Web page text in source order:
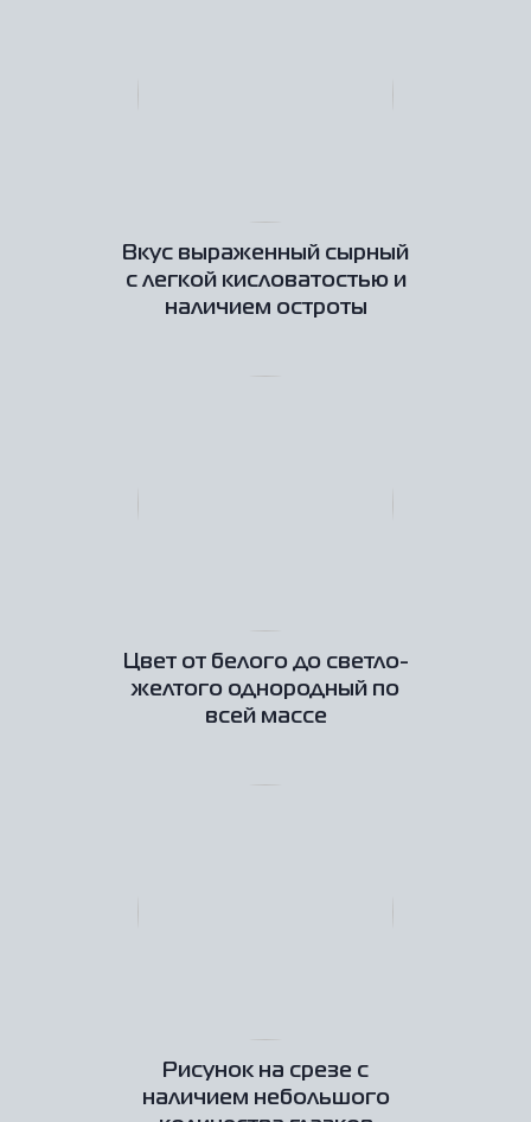
Вкус выраженный сырный
с легкой кисловатостью и
наличием остроты
Цвет от белого до светло-
желтого однородный по
всей массе
Рисунок на срезе с
наличием небольшого